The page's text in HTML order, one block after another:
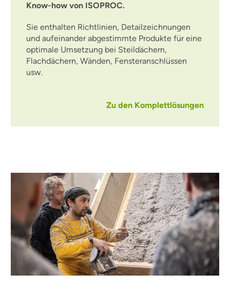
Know-how von ISOPROC.
Sie enthalten Richtlinien, Detailzeichnungen
und aufeinander abgestimmte Produkte für eine
optimale Umsetzung bei Steildächern,
Flachdächern, Wänden, Fensteranschlüssen
usw.
Zu den Komplettlösungen